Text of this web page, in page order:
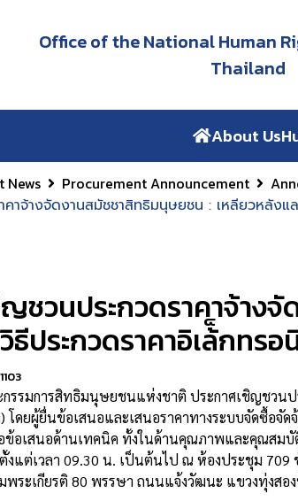
Office of the National Human
Thailand
About Us
News Procurement Announcement
คาจ้างจัดงานสมัชชาสิทธิมนุษยชน : เหลียวหลั
ญชวนประกวดราคาจ้าง
ธีประกวดราคาอิเล้็กทร
1103
การสิทธิมนุษยชนแห่งชาติ ประกาศเชิญชวนปร
โดยผู้ยื่นข้อเสนอและเสนอราคาทางระบบจัดซื้อจั
ข้อเสนอด้านเทคนิค ทั้งในด้านคุณภาพและคุณสมบั
งแต่เวลา 09.30 น. เป็นต้นไป ณ ห้องประชุม
พระเกียรติ 80 พรรษา ถนนแจ้งวัฒนะ แขวงทุ่งสอ